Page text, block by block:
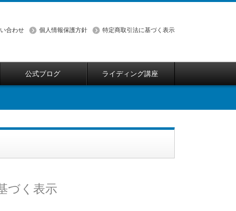
合わせ 個人情報保護方針 特定商取引法に基づく表示
公式ブログ ライディング講座
づく表示